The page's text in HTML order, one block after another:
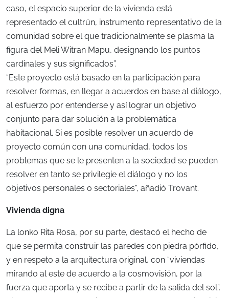
caso, el espacio superior de la vivienda está
representado el cultrún, instrumento representativo de la
comunidad sobre el que tradicionalmente se plasma la
figura del Meli Witran Mapu, designando los puntos
cardinales y sus significados”.
“Este proyecto está basado en la participación para
resolver formas, en llegar a acuerdos en base al diálogo,
al esfuerzo por entenderse y así lograr un objetivo
conjunto para dar solución a la problemática
habitacional. Si es posible resolver un acuerdo de
proyecto común con una comunidad, todos los
problemas que se le presenten a la sociedad se pueden
resolver en tanto se privilegie el diálogo y no los
objetivos personales o sectoriales”, añadió Trovant.
Vivienda digna
La lonko Rita Rosa, por su parte, destacó el hecho de
que se permita construir las paredes con piedra pórfido,
y en respeto a la arquitectura original, con “viviendas
mirando al este de acuerdo a la cosmovisión, por la
fuerza que aporta y se recibe a partir de la salida del sol”.